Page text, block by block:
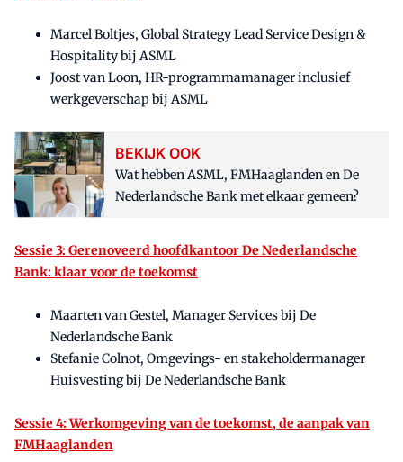
Marcel Boltjes, Global Strategy Lead Service Design &
Hospitality bij ASML
Joost van Loon, HR-programmamanager inclusief
werkgeverschap bij ASML
BEKIJK OOK
Wat hebben ASML, FMHaaglanden en De
Nederlandsche Bank met elkaar gemeen?
Sessie 3: Gerenoveerd hoofdkantoor De Nederlandsche
Bank: klaar voor de toekomst
Maarten van Gestel, Manager Services bij De
Nederlandsche Bank
Stefanie Colnot, Omgevings- en stakeholdermanager
Huisvesting bij De Nederlandsche Bank
Sessie 4: Werkomgeving van de toekomst, de aanpak van
FMHaaglanden